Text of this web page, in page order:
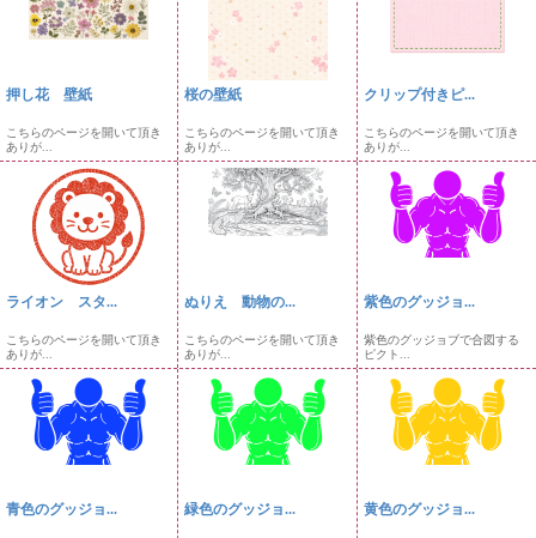
押し花 壁紙
こちらのページを開いて頂き
ありが...
桜の壁紙
こちらのページを開いて頂き
ありが...
クリップ付きピ...
こちらのページを開いて頂き
ありが...
ライオン スタ...
こちらのページを開いて頂き
ありが...
ぬりえ 動物の...
こちらのページを開いて頂き
ありが...
紫色のグッジョ...
紫色のグッジョブで合図する
ピクト...
青色のグッジョ... 緑色のグッジョ... 黄色のグッジョ...